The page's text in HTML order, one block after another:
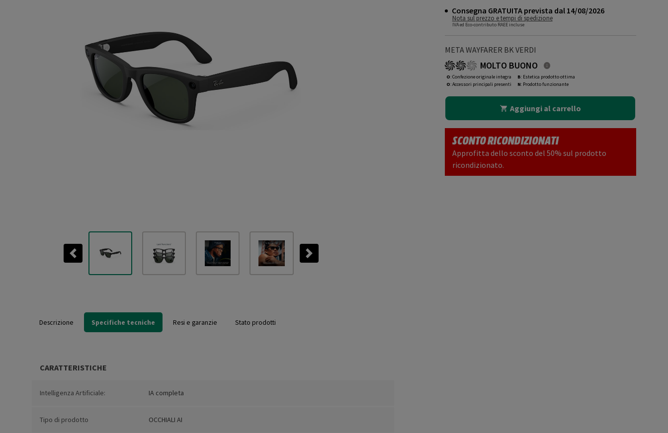
Previous Next
Consegna GRATUITA prevista dal 14/08/2026
Nota sul prezzo e tempi di spedizione
IVA ed Eco-contributo RAEE incluse
META WAYFARER BK VERDI
MOLTO BUONO
O: Confezione originale integra
O: Accessori principali presenti
B: Estetica prodotto ottima
N: Prodotto funzionante
Aggiungi al carrello
SCONTO RICONDIZIONATI
Approfitta dello sconto del 50% sul prodotto
ricondizionato.
Descrizione Specifiche tecniche Resi e garanzie Stato prodotti
CARATTERISTICHE
Intelligenza Artificiale: IA completa
Tipo di prodotto OCCHIALI AI